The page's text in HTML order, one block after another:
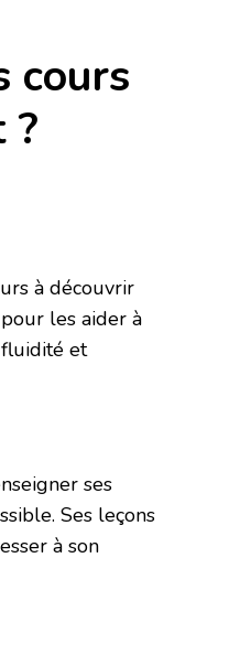
cours
?
à découvrir
les aider à
et
ses
Ses leçons
à son